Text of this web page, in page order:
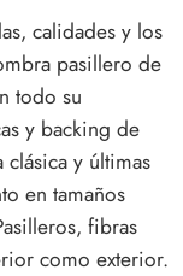
calidades y los
pasillero de
todo su
y backing de
y últimas
en tamaños
fibras
como exterior.